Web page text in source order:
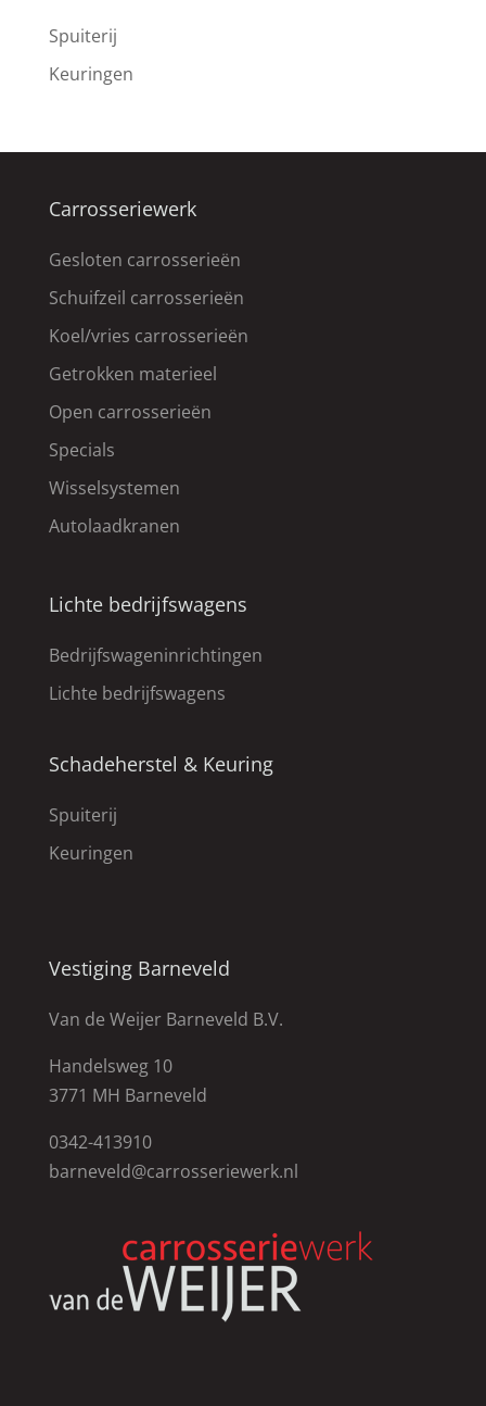
Spuiterij
Keuringen
Carrosseriewerk
Gesloten carrosserieën
Schuifzeil carrosserieën
Koel/vries carrosserieën
Getrokken materieel
Open carrosserieën
Specials
Wisselsystemen
Autolaadkranen
Lichte bedrijfswagens
Bedrijfswageninrichtingen
Lichte bedrijfswagens
Schadeherstel & Keuring
Spuiterij
Keuringen
Vestiging Barneveld
Van de Weijer Barneveld B.V.
Handelsweg 10
3771 MH Barneveld
0342-413910
barneveld@carrosseriewerk.nl